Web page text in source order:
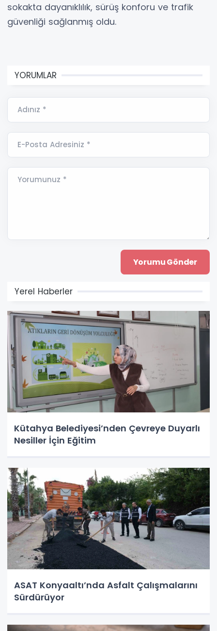
sokakta dayanıklılık, sürüş konforu ve trafik
güvenliği sağlanmış oldu.
YORUMLAR
Adınız *
E-Posta Adresiniz *
Yorumunuz *
Yerel Haberler
Kütahya Belediyesi’nden Çevreye Duyarlı
Nesiller İçin Eğitim
ASAT Konyaaltı’nda Asfalt Çalışmalarını
Sürdürüyor